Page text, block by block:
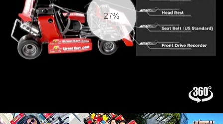
28%